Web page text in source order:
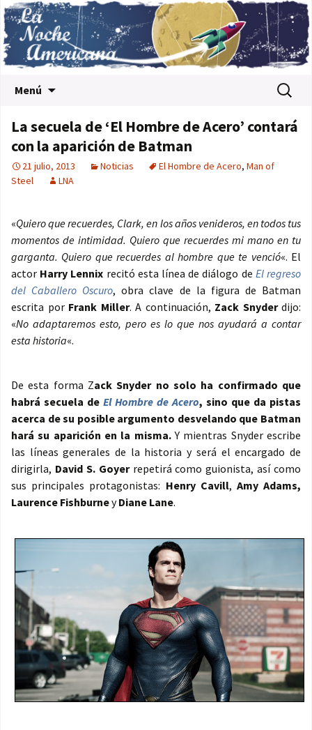
Menú Buscar:
La secuela de ‘El Hombre de Acero’ contará
con la aparición de Batman
21 julio, 2013 Noticias El Hombre de Acero, Man of
Steel
LNA
«Quiero que recuerdes, Clark, en los años venideros, en todos tus
momentos de intimidad. Quiero que recuerdes mi mano en tu
garganta. Quiero que recuerdes al hombre que te venció«. El
actor Harry Lennix recitó esta línea de diálogo de El regreso
del Caballero Oscuro, obra clave de la figura de Batman
escrita por Frank Miller. A continuación, Zack Snyderdijo:
«No adaptaremos esto, pero es lo que nos ayudará a contar
esta historia«.
De esta forma Zack Snyder no solo ha confirmado que
habrá secuela de El Hombre de Acero, sino que da pistas
acerca de su posible argumento desvelando que Batman
hará su aparición en la misma.Y mientras Snyder escribe
las líneas generales de la historia y será el encargado de
dirigirla, David S. Goyer repetirá como guionista, así como
sus principales protagonistas: Henry Cavill, Amy Adams,
Laurence FishburneyDiane Lane.